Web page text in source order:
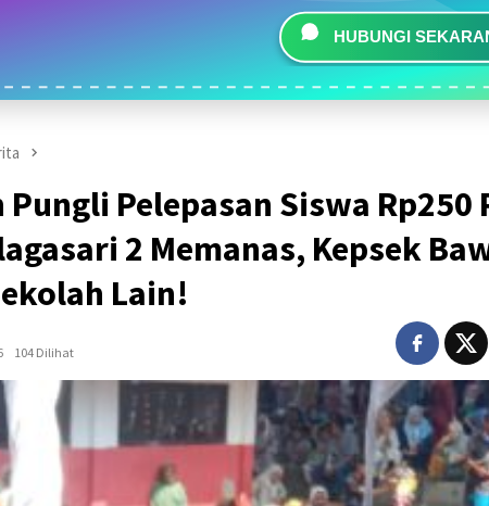
HUBUNGI
Pungli Pelepasan Siswa Rp250
2 Memanas, Kepsek
Lain!
104 Dilihat